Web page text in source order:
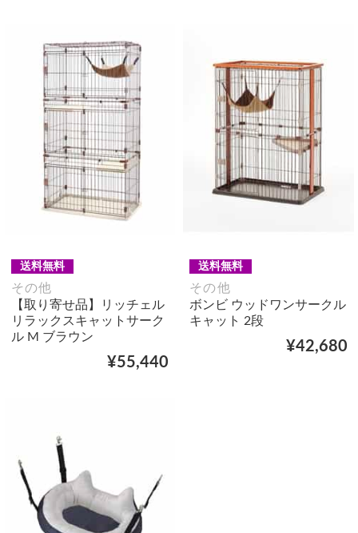
送料無料
その他
【取り寄せ品】リッチェル
リラックスキャットサーク
ル M ブラウン
¥55,440
送料無料
その他
ボンビ ウッドワンサークル
キャット 2段
¥42,680